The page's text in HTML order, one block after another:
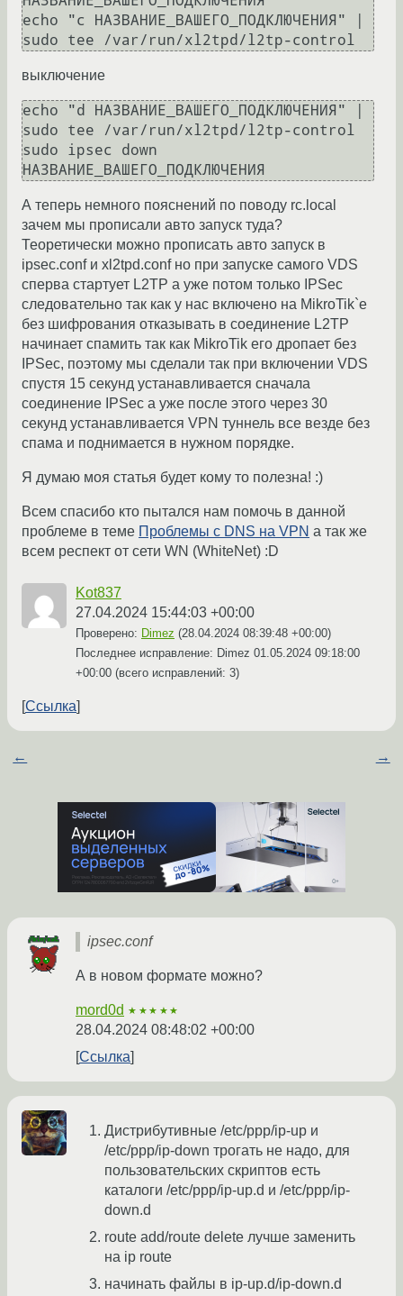
echo "c НАЗВАНИЕ_ВАШЕГО_ПОДКЛЮЧЕНИЯ" |
выключение
echo "d НАЗВАНИЕ_ВАШЕГО_ПОДКЛЮЧЕНИЯ" |
sudo tee /var/run/xl2tpd/l2tp-control
sudo ipsec down
А теперь немного пояснений по поводу rc.local
зачем мы прописали авто запуск туда?
Теоретически можно прописать авто запуск в
ipsec.conf и xl2tpd.conf но при запуске самого VDS
сперва стартует L2TP а уже потом только IPSec
следовательно так как у нас включено на MikroTik`е
без шифрования отказывать в соединение L2TP
начинает спамить так как MikroTik его дропает без
IPSec, поэтому мы сделали так при включении VDS
спустя 15 секунд устанавливается сначала
соединение IPSec а уже после этого через 30
секунд устанавливается VPN туннель все везде без
спама и поднимается в нужном порядке.
Я думаю моя статья будет кому то полезна! :)
Всем спасибо кто пытался нам помочь в данной
проблеме в теме Проблемы с DNS на VPN а так же
всем респект от сети WN (WhiteNet) :D
Kot837
27.04.2024 15:44:03 +00:00
Проверено: Dimez (28.04.2024 08:39:48 +00:00)
Последнее исправление: Dimez 01.05.2024 09:18:00
+00:00 (всего исправлений: 3)
Ссылка
← →
ipsec.conf
А в новом формате можно?
mord0d ★★★★★
28.04.2024 08:48:02 +00:00
Ссылка
Дистрибутивные /etc/ppp/ip-up и
/etc/ppp/ip-down трогать не надо, для
пользовательских скриптов есть
каталоги /etc/ppp/ip-up.d и /etc/ppp/ip-
down.d
route add/route delete лучше заменить
на ip route
начинать файлы в ip-up.d/ip-down.d